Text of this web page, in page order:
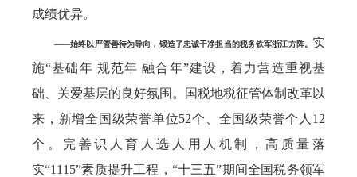
成绩优异。
——始终以严管善待为导向，锻造了忠诚干净担当的税务铁军浙江方阵。 实
施“基础年 规范年 融合年”建设，着力营造重视基
础、关爱基层的良好氛围。国税地税征管体制改革以
来，新增全国级荣誉单位52个、全国级荣誉个人12
个。完善识人育人选人用人机制，高质量落
实“1115”素质提升工程，“十三五”期间全国税务领军